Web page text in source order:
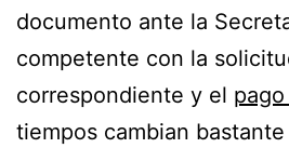
documento ante la
competente con la
correspondiente y el
tiempos cambian